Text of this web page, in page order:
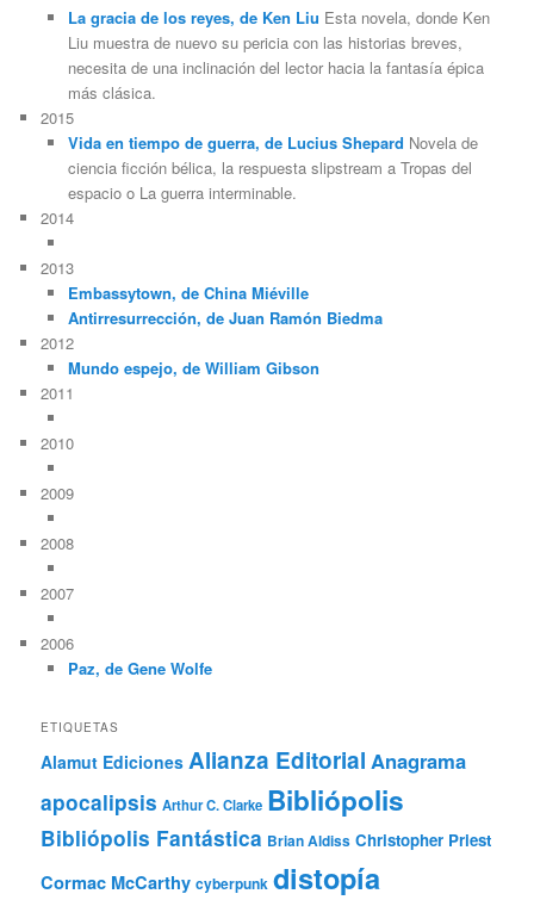
La gracia de los reyes, de Ken Liu Esta novela, donde Ken
Liu muestra de nuevo su pericia con las historias breves,
necesita de una inclinación del lector hacia la fantasía épica
más clásica.
2015
Vida en tiempo de guerra, de Lucius Shepard Novela de
ciencia ficción bélica, la respuesta slipstream a Tropas del
espacio o La guerra interminable.
2014
2013
Embassytown, de China Miéville
Antirresurrección, de Juan Ramón Biedma
2012
Mundo espejo, de William Gibson
2011
2010
2009
2008
2007
2006
Paz, de Gene Wolfe
ETIQUETAS
Alamut Ediciones Alianza Editorial Anagrama
apocalipsis Arthur C. Clarke Bibliópolis
Bibliópolis Fantástica Brian Aldiss Christopher Priest
Cormac McCarthy cyberpunk distopía